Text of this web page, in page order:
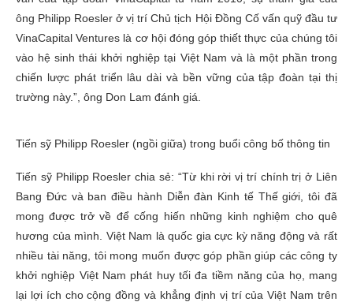
ông Philipp Roesler ở vị trí Chủ tịch Hội Đồng Cố vấn quỹ đầu tư
VinaCapital Ventures là cơ hội đóng góp thiết thực của chúng tôi
vào hệ sinh thái khởi nghiệp tại Việt Nam và là một phần trong
chiến lược phát triển lâu dài và bền vững của tập đoàn tại thị
trường này.”, ông Don Lam đánh giá.
Tiến sỹ Philipp Roesler (ngồi giữa) trong buổi công bố thông tin
Tiến sỹ Philipp Roesler chia sẻ: “Từ khi rời vị trí chính trị ở Liên
Bang Đức và ban điều hành Diễn đàn Kinh tế Thế giới, tôi đã
mong được trở về để cống hiến những kinh nghiệm cho quê
hương của mình. Việt Nam là quốc gia cực kỳ năng động và rất
nhiều tài năng, tôi mong muốn được góp phần giúp các công ty
khởi nghiệp Việt Nam phát huy tối đa tiềm năng của họ, mang
lại lợi ích cho cộng đồng và khẳng định vị trí của Việt Nam trên